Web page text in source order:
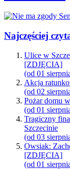
Najczęściej
Ulice w
[ZDJĘCIA]
(od 01
Akcja
(od 02
Pożar domu
(od 01
Tragiczny
Szczecinie
(od 03
Owsiak:
[ZDJĘCIA]
(od 01